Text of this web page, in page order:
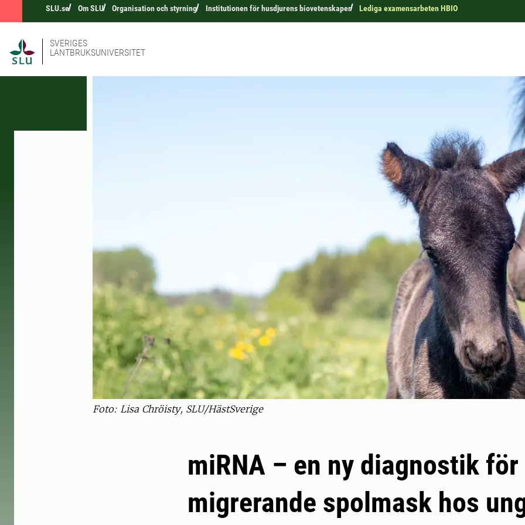
SLU.se Om SLU Organisation och styrning Institutionen för husdjurens biovetenskaper Lediga examensarbeten HBIO
SVERIGES
LANTBRUKSUNIVERSITET
Foto: Lisa Chröisty, SLU/HästSverige
miRNA – en ny diagnostik för
migrerande spolmask hos